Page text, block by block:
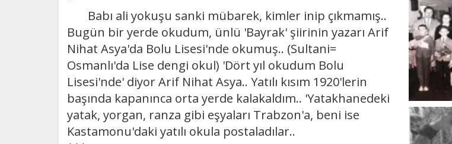
Babı ali yokuşu sanki mübarek, kimler inip çıkmamış..
Bugün bir yerde okudum, ünlü 'Bayrak' şiirinin yazarı Arif
Nihat Asya'da Bolu Lisesi'nde okumuş.. (Sultani=
Osmanlı'da Lise dengi okul) 'Dört yıl okudum Bolu
Lisesi'nde' diyor Arif Nihat Asya.. Yatılı kısım 1920'lerin
başında kapanınca orta yerde kalakaldım.. 'Yatakhanedeki
yatak, yorgan, ranza gibi eşyaları Trabzon'a, beni ise
Kastamonu'daki yatılı okula postaladılar..